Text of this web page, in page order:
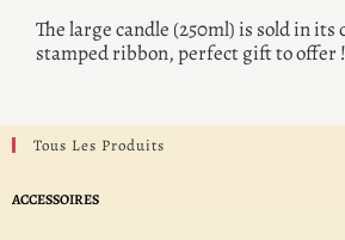
The large candle (250ml) is sold in its
stamped ribbon, perfect gift to offer !
Tous Les Produits
ACCESSOIRES